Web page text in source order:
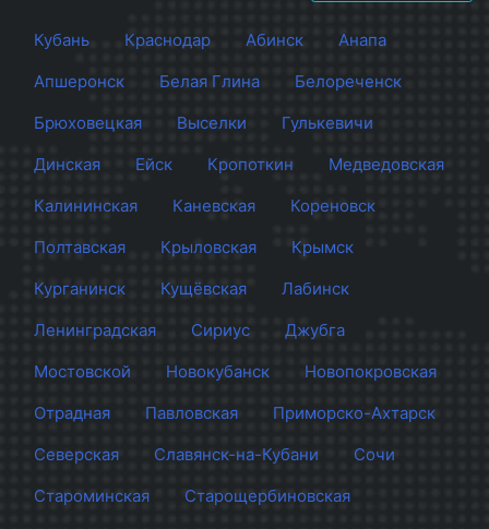
Кубань Краснодар Абинск
Анапа
Апшеронск
Белая Глина
Белореченск
Брюховецкая
Выселки
Гулькевичи
Динская
Ейск Кропоткин
Медведовская
Калининская
Каневская
Кореновск
Полтавская
Крыловская
Крымск
Курганинск
Кущёвская
Лабинск
Ленинградская
Сириус
Джубга
Мостовской
Новокубанск
Новопокровская
Отрадная
Павловская
Приморско-Ахтарск
Северская
Славянск-на-Кубани
Сочи
Староминская
Старощербиновская